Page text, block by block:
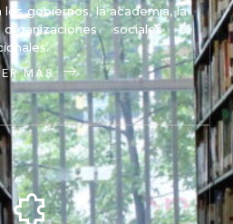
gobiernos, la academia, la
sociales e
MÁS